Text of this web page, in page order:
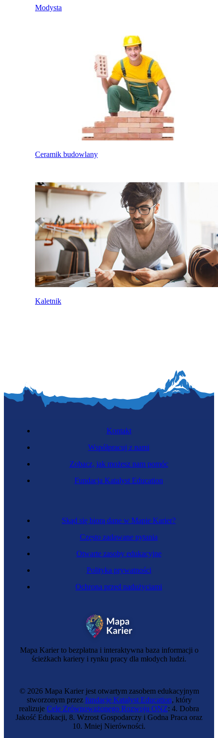
Modysta
Ceramik budowlany
Kaletnik
Mapa Karier to bezpłatna i interaktywna baza informacji o
ścieżkach kariery i rynku pracy dla młodych ludzi.
Skąd się biorą dane w Mapie Karier?
Często zadawane pytania
Otwarte zasoby edukacyjne
Polityka prywatności
Ochrona przed nadużyciami
Kontakt
Współpracuj z nami
Zobacz, jak możesz nam pomóc
Fundacja Katalyst Education
© 2026 Mapa Karier jest otwartym zasobem edukacyjnym
stworzonym przez fundację Katalyst Education, który
realizuje Cele Zrównoważonego Rozwoju ONZ: 4. Dobra
Jakość Edukacji, 8. Wzrost Gospodarczy i Godna Praca oraz
10. Mniej Nierówności.